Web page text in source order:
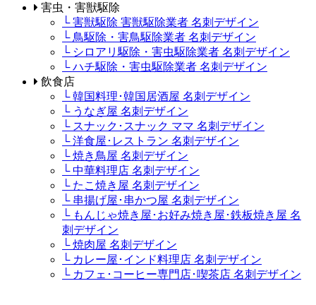
害虫・害獣駆除
└ 害獣駆除 害獣駆除業者 名刺デザイン
└ 鳥駆除・害鳥駆除業者 名刺デザイン
└ シロアリ駆除・害虫駆除業者 名刺デザイン
└ ハチ駆除・害虫駆除業者 名刺デザイン
飲食店
└ 韓国料理･韓国居酒屋 名刺デザイン
└ うなぎ屋 名刺デザイン
└ スナック･スナック ママ 名刺デザイン
└ 洋食屋･レストラン 名刺デザイン
└ 焼き鳥屋 名刺デザイン
└ 中華料理店 名刺デザイン
└ たこ焼き屋 名刺デザイン
└ 串揚げ屋･串かつ屋 名刺デザイン
└ もんじゃ焼き屋･お好み焼き屋･鉄板焼き屋 名
刺デザイン
└ 焼肉屋 名刺デザイン
└ カレー屋･インド料理店 名刺デザイン
└ カフェ･コーヒー専門店･喫茶店 名刺デザイン